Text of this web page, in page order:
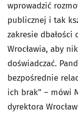
wprowadzić
publicznej i tak
zakresie dbałości
Wrocławia, aby
doświadczać.
bezpośrednie
ich brak” – mówi
dyrektora